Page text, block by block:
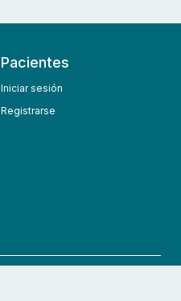
Pacientes
Iniciar sesión
Registrarse